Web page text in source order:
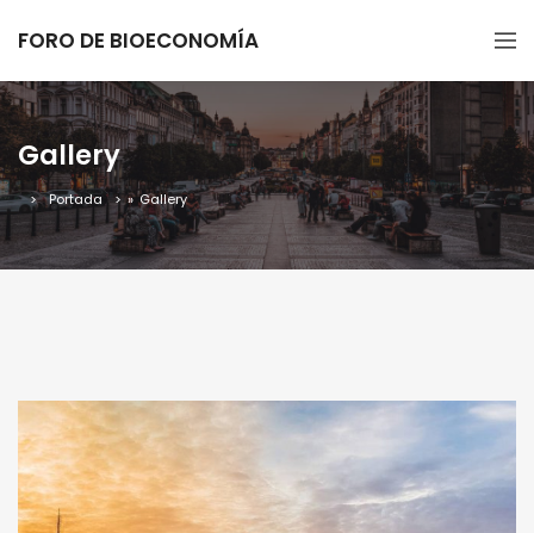
FORO DE BIOECONOMÍA
Gallery
Portada » Gallery